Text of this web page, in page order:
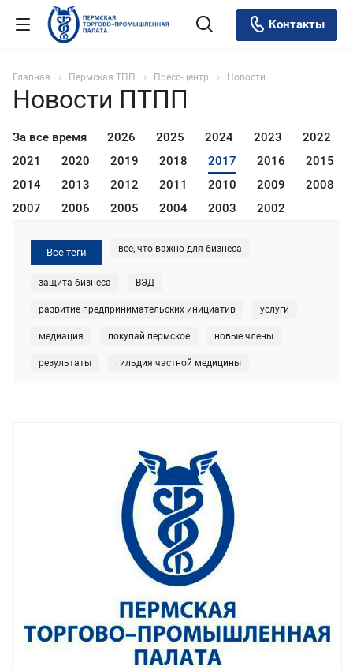
Контакты
Главная Пермская ТПП Пресс-центр Новости
Новости ПТПП
За все время 2026 2025 2024 2023
2022
2021
2020 2019 2018 2017 2016
2015
2014
2013 2012 2011 2010 2009
2008
2007
2006 2005 2004 2003 2002
Все теги все, что важно для бизнеса
защита бизнеса ВЭД
развитие предпринимательских инициатив услуги
медиация покупай пермское новые члены
результаты гильдия частной медицины